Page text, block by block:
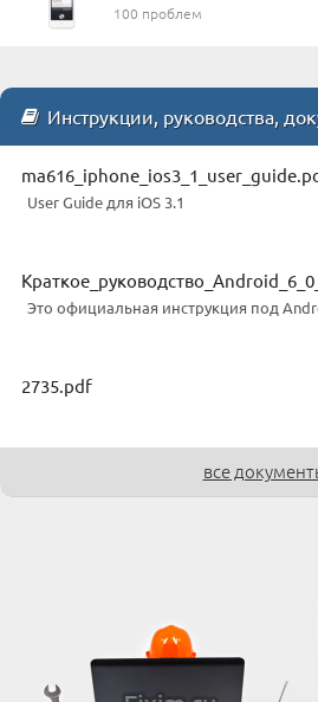
100 проблем
Инструкции, руководства,
User Guide для iOS 3.1
Это официальная инструкция под
2735.pdf
все